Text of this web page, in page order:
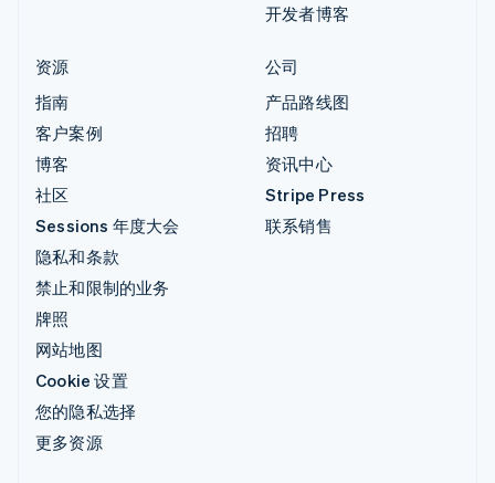
开发者博客
资源
指南
客户案例
博客
社区
Sessions 年度大会
隐私和条款
禁止和限制的业务
牌照
网站地图
Cookie 设置
您的隐私选择
更多资源
公司
产品路线图
招聘
资讯中心
Stripe Press
联系销售